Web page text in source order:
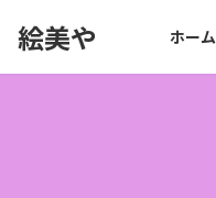
美や ホーム